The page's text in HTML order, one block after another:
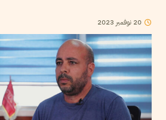
20 نوفمبر 2023